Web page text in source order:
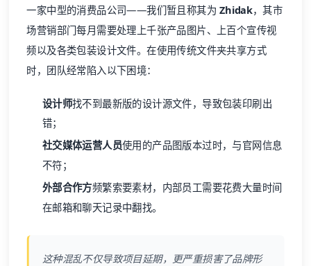
一家中型的消费品公司——我们暂且称其为Zhidak，其市
场营销部门每月需要处理上千张产品图片、上百个宣传视
频以及各类包装设计文件。在使用传统文件夹共享方式
时，团队经常陷入以下困境：
设计师找不到最新版的设计源文件，导致包装印刷出
错；
社交媒体运营人员使用的产品图版本过时，与官网信息
不符；
外部合作方频繁索要素材，内部员工需要花费大量时间
在邮箱和聊天记录中翻找。
这种混乱不仅导致项目延期，更严重损害了品牌形